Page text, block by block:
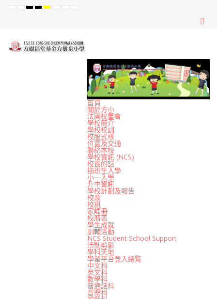
Default
NightHighHighHighSetSetSet
首頁
關於方小
法團校董會
學校簡介
學校校訓
校服式樣
位置及交通
聯絡本校
學校資訊 (NCS)
校長的話
插班生入學
小一入學
升中資訊
學校計劃及報告
校歌
校訊
家課冊
校曆表
學生成就
訓輔活動
NCS Student School Support
活動剪影
學科天地
學習平台登入總覧
中文科
英文科
數學科
普通話科
音樂科